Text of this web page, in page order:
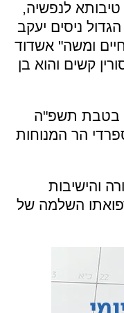
טיבותא לנפשיה,
הגדול ניסים יעקב
ומשה" אשדוד
קשים והוא בן
בטבת תשפ"ה
הספרדי הר המנוחות
והישיבות
השלמה של